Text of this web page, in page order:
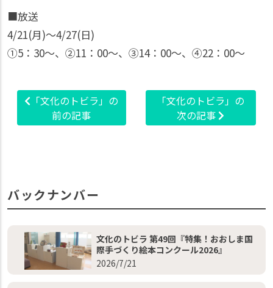
■放送
4/21(月)〜4/27(日)
①5：30～、②11：00〜、③14：00〜、④22：00〜
「文化のトビラ」の
前の記事
「文化のトビラ」の
次の記事
バックナンバー
文化のトビラ 第49回『特集！おおしま国
際手づくり絵本コンクール2026』
2026/7/21